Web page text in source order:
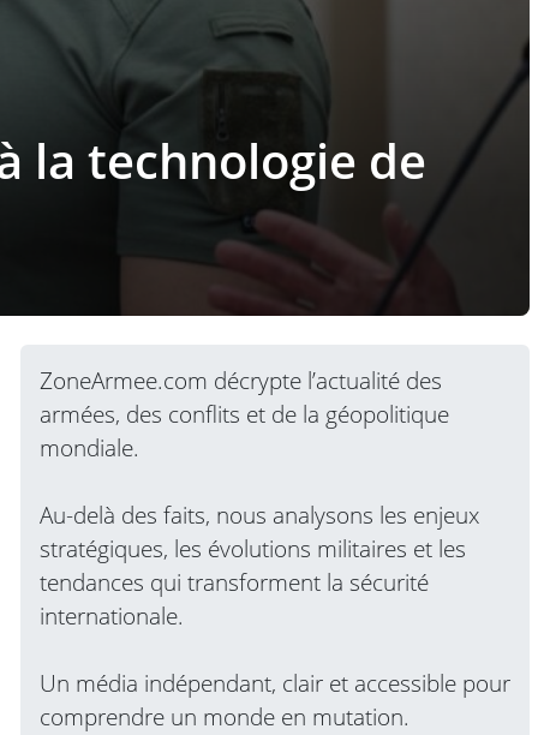
la technologie de
ZoneArmee.com décrypte l’actualité des
armées, des conflits et de la géopolitique
mondiale.
Au-delà des faits, nous analysons les enjeux
stratégiques, les évolutions militaires et les
tendances qui transforment la sécurité
internationale.
Un média indépendant, clair et accessible pour
comprendre un monde en mutation.